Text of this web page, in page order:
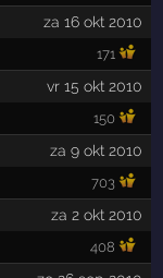
za 16 okt 2010
171
vr 15 okt 2010
150
za 9 okt 2010
703
za 2 okt 2010
408